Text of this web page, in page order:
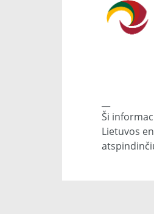
Ši
Lietuvos